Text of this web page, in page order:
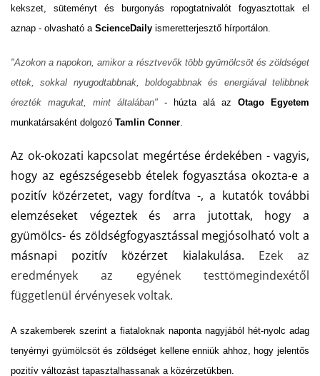
kekszet, süteményt és burgonyás ropogtatnivalót fogyasztottak el
aznap - olvasható a ScienceDaily ismeretterjesztő hírportálon.
"Azokon a napokon, amikor a résztvevők több gyümölcsöt és zöldséget
ettek, sokkal nyugodtabbnak, boldogabbnak és energiával telibbnek
érezték magukat, mint általában" - húzta alá az Otago Egyetem
munkatársaként dolgozó Tamlin Conner
Az ok-okozati kapcsolat megértése érdekében - vagyis,
hogy az egészségesebb ételek fogyasztása okozta-e a
pozitív közérzetet, vagy fordítva -, a kutatók további
elemzéseket végeztek és arra jutottak, hogy a
gyümölcs- és zöldségfogyasztással megjósolható volt a
másnapi pozitív közérzet kialakulása. Ezek az
eredmények az egyének testtömegindexétől
függetlenül érvényesek voltak.
A szakemberek szerint a fiataloknak naponta nagyjából hét-nyolc adag
tenyérnyi gyümölcsöt és zöldséget kellene enniük ahhoz, hogy jelentős
pozitív változást tapasztalhassanak a közérzetükben.